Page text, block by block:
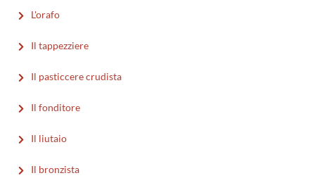
L'orafo
Il tappezziere
Il pasticcere crudista
Il fonditore
Il liutaio
Il bronzista